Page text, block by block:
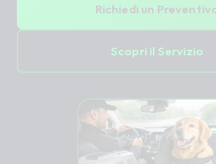
Richiedi un
Scopri il Servizio